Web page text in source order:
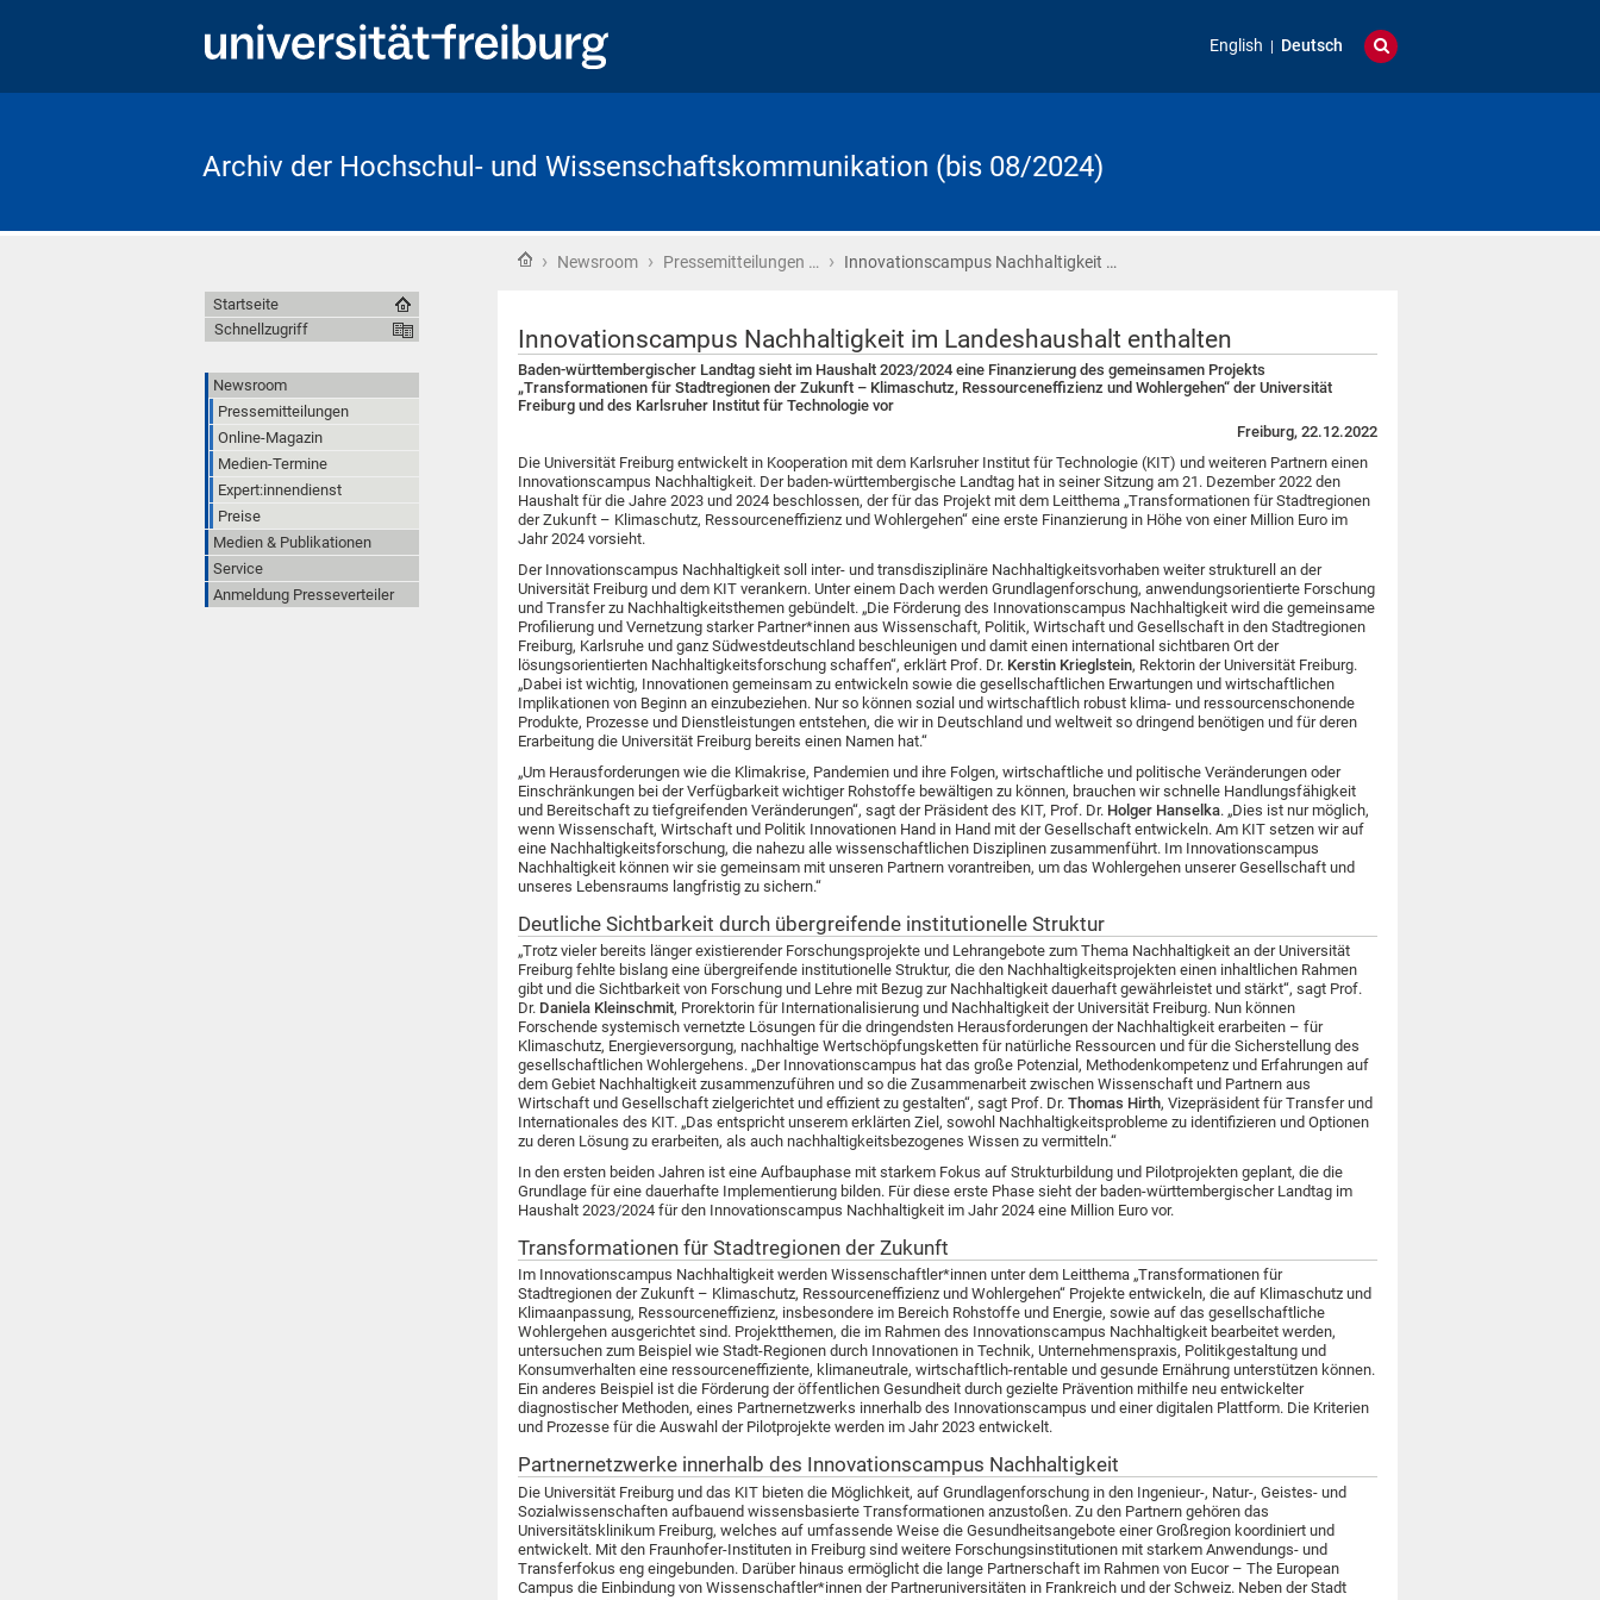
English Deutsch
Archiv der Hochschul- und Wissenschaftskommunikation (bis 08/2024)
Startseite
› Newsroom › Pressemitteilungen … › Innovationscampus Nachhaltigkeit …
Innovationscampus Nachhaltigkeit im Landeshaushalt enthalten
Baden-württembergischer Landtag sieht im Haushalt 2023/2024 eine Finanzierung des gemeinsamen Projekts
„Transformationen für Stadtregionen der Zukunft – Klimaschutz, Ressourceneffizienz und Wohlergehen“ der Universität
Freiburg und des Karlsruher Institut für Technologie vor
Freiburg, 22.12.2022
Die Universität Freiburg entwickelt in Kooperation mit dem Karlsruher Institut für Technologie (KIT) und weiteren Partnern einen
Innovationscampus Nachhaltigkeit. Der baden-württembergische Landtag hat in seiner Sitzung am 21. Dezember 2022 den
Haushalt für die Jahre 2023 und 2024 beschlossen, der für das Projekt mit dem Leitthema „Transformationen für Stadtregionen
der Zukunft – Klimaschutz, Ressourceneffizienz und Wohlergehen“ eine erste Finanzierung in Höhe von einer Million Euro im
Jahr 2024 vorsieht.
Der Innovationscampus Nachhaltigkeit soll inter- und transdisziplinäre Nachhaltigkeitsvorhaben weiter strukturell an der
Universität Freiburg und dem KIT verankern. Unter einem Dach werden Grundlagenforschung, anwendungsorientierte Forschung
und Transfer zu Nachhaltigkeitsthemen gebündelt. „Die Förderung des Innovationscampus Nachhaltigkeit wird die gemeinsame
Profilierung und Vernetzung starker Partner*innen aus Wissenschaft, Politik, Wirtschaft und Gesellschaft in den Stadtregionen
Freiburg, Karlsruhe und ganz Südwestdeutschland beschleunigen und damit einen international sichtbaren Ort der
lösungsorientierten Nachhaltigkeitsforschung schaffen“, erklärt Prof. Dr. Kerstin Krieglstein, Rektorin der Universität Freiburg.
„Dabei ist wichtig, Innovationen gemeinsam zu entwickeln sowie die gesellschaftlichen Erwartungen und wirtschaftlichen
Implikationen von Beginn an einzubeziehen. Nur so können sozial und wirtschaftlich robust klima- und ressourcenschonende
Produkte, Prozesse und Dienstleistungen entstehen, die wir in Deutschland und weltweit so dringend benötigen und für deren
Erarbeitung die Universität Freiburg bereits einen Namen hat.“
„Um Herausforderungen wie die Klimakrise, Pandemien und ihre Folgen, wirtschaftliche und politische Veränderungen oder
Einschränkungen bei der Verfügbarkeit wichtiger Rohstoffe bewältigen zu können, brauchen wir schnelle Handlungsfähigkeit
und Bereitschaft zu tiefgreifenden Veränderungen“, sagt der Präsident des KIT, Prof. Dr. Holger Hanselka. „Dies ist nur möglich,
wenn Wissenschaft, Wirtschaft und Politik Innovationen Hand in Hand mit der Gesellschaft entwickeln. Am KIT setzen wir auf
eine Nachhaltigkeitsforschung, die nahezu alle wissenschaftlichen Disziplinen zusammenführt. Im Innovationscampus
Nachhaltigkeit können wir sie gemeinsam mit unseren Partnern vorantreiben, um das Wohlergehen unserer Gesellschaft und
unseres Lebensraums langfristig zu sichern.“
Deutliche Sichtbarkeit durch übergreifende institutionelle Struktur
„Trotz vieler bereits länger existierender Forschungsprojekte und Lehrangebote zum Thema Nachhaltigkeit an der Universität
Freiburg fehlte bislang eine übergreifende institutionelle Struktur, die den Nachhaltigkeitsprojekten einen inhaltlichen Rahmen
gibt und die Sichtbarkeit von Forschung und Lehre mit Bezug zur Nachhaltigkeit dauerhaft gewährleistet und stärkt“, sagt Prof.
Dr. Daniela Kleinschmit, Prorektorin für Internationalisierung und Nachhaltigkeit der Universität Freiburg. Nun können
Forschende systemisch vernetzte Lösungen für die dringendsten Herausforderungen der Nachhaltigkeit erarbeiten – für
Klimaschutz, Energieversorgung, nachhaltige Wertschöpfungsketten für natürliche Ressourcen und für die Sicherstellung des
gesellschaftlichen Wohlergehens. „Der Innovationscampus hat das große Potenzial, Methodenkompetenz und Erfahrungen auf
dem Gebiet Nachhaltigkeit zusammenzuführen und so die Zusammenarbeit zwischen Wissenschaft und Partnern aus
Wirtschaft und Gesellschaft zielgerichtet und effizient zu gestalten“, sagt Prof. Dr. Thomas Hirth, Vizepräsident für Transfer und
Internationales des KIT. „Das entspricht unserem erklärten Ziel, sowohl Nachhaltigkeitsprobleme zu identifizieren und Optionen
zu deren Lösung zu erarbeiten, als auch nachhaltigkeitsbezogenes Wissen zu vermitteln.“
In den ersten beiden Jahren ist eine Aufbauphase mit starkem Fokus auf Strukturbildung und Pilotprojekten geplant, die die
Grundlage für eine dauerhafte Implementierung bilden. Für diese erste Phase sieht der baden-württembergischer Landtag im
Haushalt 2023/2024 für den Innovationscampus Nachhaltigkeit im Jahr 2024 eine Million Euro vor.
Transformationen für Stadtregionen der Zukunft
Im Innovationscampus Nachhaltigkeit werden Wissenschaftler*innen unter dem Leitthema „Transformationen für
Stadtregionen der Zukunft – Klimaschutz, Ressourceneffizienz und Wohlergehen“ Projekte entwickeln, die auf Klimaschutz und
Klimaanpassung, Ressourceneffizienz, insbesondere im Bereich Rohstoffe und Energie, sowie auf das gesellschaftliche
Wohlergehen ausgerichtet sind. Projektthemen, die im Rahmen des Innovationscampus Nachhaltigkeit bearbeitet werden,
untersuchen zum Beispiel wie Stadt-Regionen durch Innovationen in Technik, Unternehmenspraxis, Politikgestaltung und
Konsumverhalten eine ressourceneffiziente, klimaneutrale, wirtschaftlich-rentable und gesunde Ernährung unterstützen können.
Ein anderes Beispiel ist die Förderung der öffentlichen Gesundheit durch gezielte Prävention mithilfe neu entwickelter
diagnostischer Methoden, eines Partnernetzwerks innerhalb des Innovationscampus und einer digitalen Plattform. Die Kriterien
und Prozesse für die Auswahl der Pilotprojekte werden im Jahr 2023 entwickelt.
Partnernetzwerke innerhalb des Innovationscampus Nachhaltigkeit
Die Universität Freiburg und das KIT bieten die Möglichkeit, auf Grundlagenforschung in den Ingenieur-, Natur-, Geistes- und
Sozialwissenschaften aufbauend wissensbasierte Transformationen anzustoßen. Zu den Partnern gehören das
Universitätsklinikum Freiburg, welches auf umfassende Weise die Gesundheitsangebote einer Großregion koordiniert und
entwickelt. Mit den Fraunhofer-Instituten in Freiburg sind weitere Forschungsinstitutionen mit starkem Anwendungs- und
Transferfokus eng eingebunden. Darüber hinaus ermöglicht die lange Partnerschaft im Rahmen von Eucor – The European
Campus die Einbindung von Wissenschaftler*innen der Partneruniversitäten in Frankreich und der Schweiz. Neben der Stadt
Startseite
Schnellzugriff
Newsroom
Pressemitteilungen
Online-Magazin
Medien-Termine
Expert:innendienst
Preise
Medien & Publikationen
Service
Anmeldung Presseverteiler